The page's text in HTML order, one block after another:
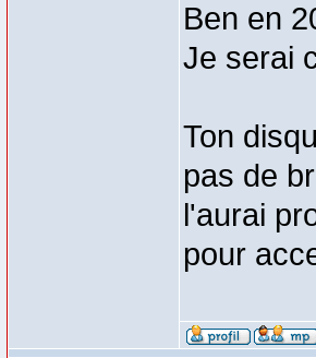
Ben en
Je serai
Ton
pas de
l'aurai
pour